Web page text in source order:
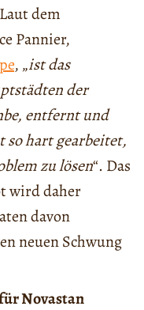
dem
Pannier,
, „ist das
der
entfernt und
so hart gearbeitet,
zu lösen“. Das
wird daher
davon
neuen Schwung
Novastan